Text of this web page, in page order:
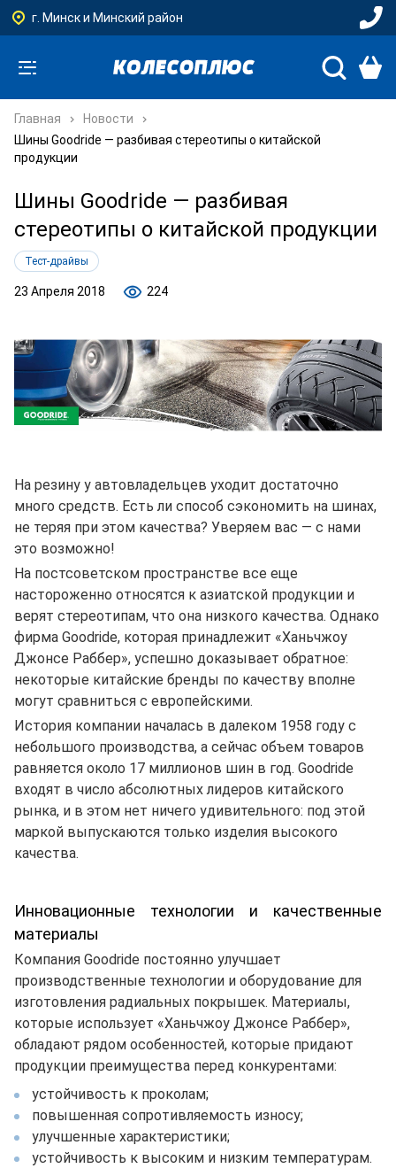
г. Минск и Минский район
Главная
Новости
Шины Goodride — разбивая стереотипы о китайской
продукции
Шины Goodride — разбивая
стереотипы о китайской продукции
Тест-драйвы
23 Апреля 2018 224
На резину у автовладельцев уходит достаточно
много средств. Есть ли способ сэкономить на шинах,
не теряя при этом качества? Уверяем вас — с нами
это возможно!
На постсоветском пространстве все еще
настороженно относятся к азиатской продукции и
верят стереотипам, что она низкого качества. Однако
фирма Goodride, которая принадлежит «Ханьчжоу
Джонсе Раббер», успешно доказывает обратное:
некоторые китайские бренды по качеству вполне
могут сравниться с европейскими.
История компании началась в далеком 1958 году с
небольшого производства, а сейчас объем товаров
равняется около 17 миллионов шин в год. Goodride
входят в число абсолютных лидеров китайского
рынка, и в этом нет ничего удивительного: под этой
маркой выпускаются только изделия высокого
качества.
Инновационные технологии и качественные
материалы
Компания Goodride постоянно улучшает
производственные технологии и оборудование для
изготовления радиальных покрышек. Материалы,
которые использует «Ханьчжоу Джонсе Раббер»,
обладают рядом особенностей, которые придают
продукции преимущества перед конкурентами:
устойчивость к проколам;
повышенная сопротивляемость износу;
улучшенные характеристики;
устойчивость к высоким и низким температурам.